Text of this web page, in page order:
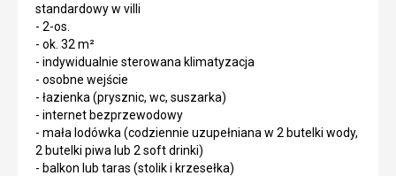
standardowy w villi
- 2-os.
- ok. 32 m²
- indywidualnie sterowana klimatyzacja
- osobne wejście
- łazienka (prysznic, wc, suszarka)
- internet bezprzewodowy
- mała lodówka (codziennie uzupełniana w 2 butelki wody,
2 butelki piwa lub 2 soft drinki)
- balkon lub taras (stolik i krzesełka)